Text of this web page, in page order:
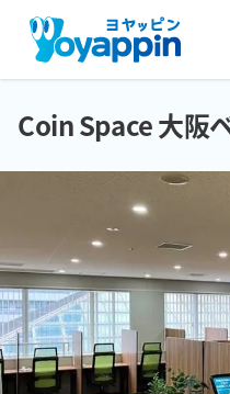
Coin Space 大阪